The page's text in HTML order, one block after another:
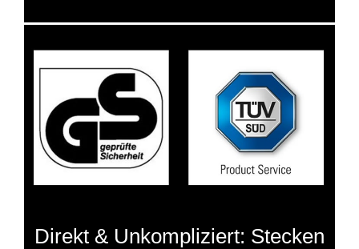
Direkt & Unkompliziert: Stecken